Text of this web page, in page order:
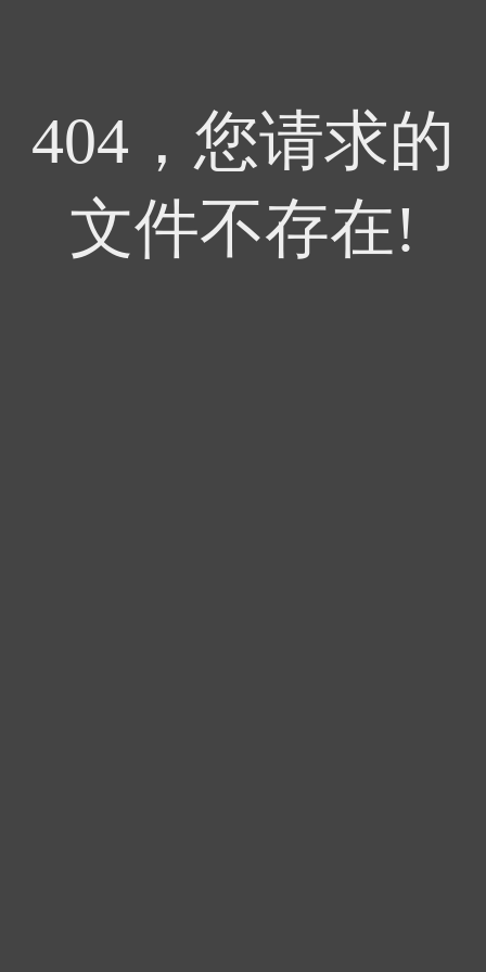
404，您请求的
文件不存在!